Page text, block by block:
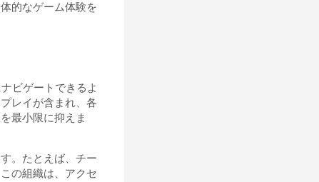
的なゲーム体験を
ビゲートできるよ
レイが含まれ、各
最小限に抑えま
。たとえば、チー
の組織は、アクセ